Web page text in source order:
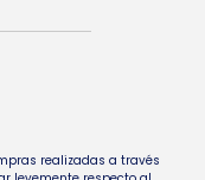
realizadas a través